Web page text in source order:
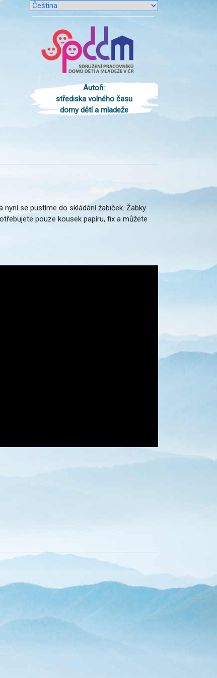
Autoři:
střediska volného času
domy dětí a mladeže
se pustíme do skládání žabiček. Žabky
pouze kousek papíru, fix a můžete